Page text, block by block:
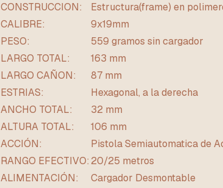
CONSTRUCCION:
Estructura(frame) en
CALIBRE:
9x19mm
PESO:
559 gramos sin cargador
LARGO TOTAL:
163 mm
LARGO CAÑON:
87 mm
ESTRIAS:
Hexagonal, a la derecha
ANCHO TOTAL:
32 mm
ALTURA TOTAL:
106 mm
ACCIÓN:
Pistola Semiautomatica de
RANGO EFECTIVO: 20/25 metros
ALIMENTACIÓN:
Cargador Desmontable